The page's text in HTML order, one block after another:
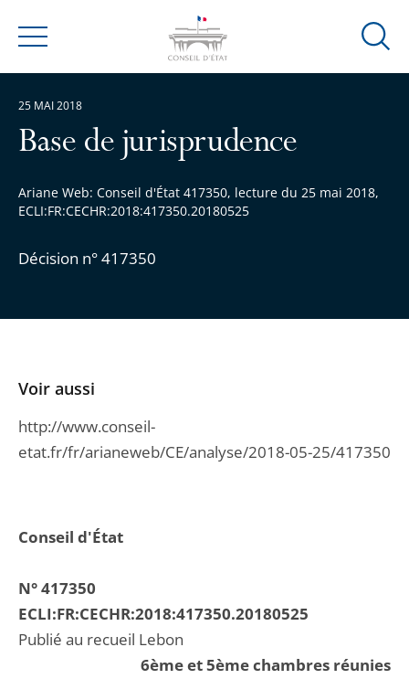
Menu
Ouvrir
Base de jurisprudence
Ariane Web: Conseil d'État 417350, lecture du 25 mai 2018,
ECLI:FR:CECHR:2018:417350.20180525
Décision n° 417350
25 MAI 2018
Conseil d'État
N° 417350
ECLI:FR:CECHR:2018:417350.20180525
Publié au recueil Lebon
6ème et 5ème chambres réunies
Voir aussi
http://www.conseil-
etat.fr/fr/arianeweb/CE/analyse/2018-05-25/417350